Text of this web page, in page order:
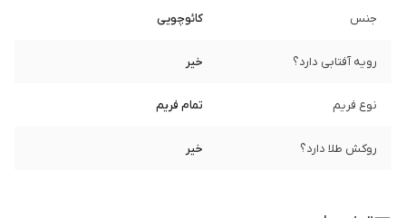
جنس کائوچویی
رویه آفتابی دارد؟ خیر
نوع فریم تمام فریم
روکش طلا دارد؟ خیر